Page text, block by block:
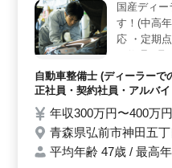
田市に拠点を構え、地域
売から整備、リース業ま
れる企業です。地元での
国産ディ
す！(中高
応 ・定期
歓迎致し
術者活躍中
自動車整備士 (ディーラーで
正社員・契約社員・アルバ
年収300万円〜400万
青森県弘前市神田五
平均年齢 47歳 / 最高